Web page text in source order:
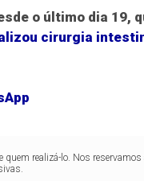
o último dia 19,
cirurgia
realizá-lo. Nos